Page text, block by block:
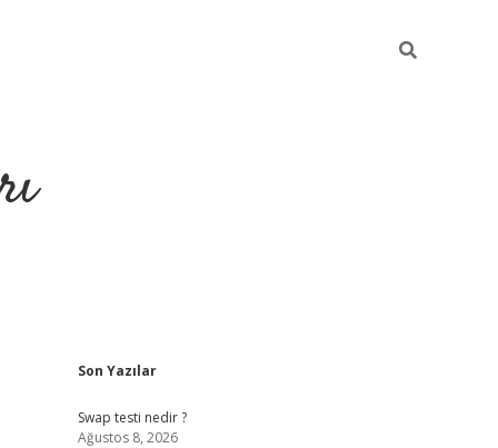
Sidebar
Son Yazılar
Swap testi nedir ?
Ağustos 8, 2026